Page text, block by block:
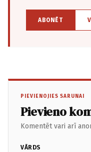
ABONĒT
PIEVIENOJIES SARUNAI
Pievieno
Komentēt vari arī
VĀRDS